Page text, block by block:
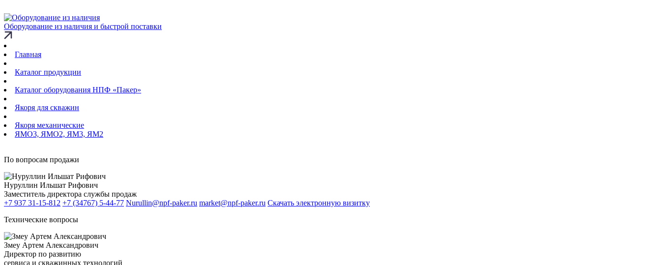
Оборудование из наличия и быстрой поставки
Главная
Каталог продукции
Каталог оборудования НПФ «Пакер»
Якоря для скважин
Якоря механические
ЯМО3, ЯМО2, ЯМ3, ЯМ2
По вопросам продажи
Нуруллин Ильшат Рифович
Заместитель директора службы продаж
+7 937 31-15-812 +7 (34767) 5-44-77 Nurullin@npf-paker.ru market@npf-paker.ru Скачать электронную визитку
Технические вопросы
Змеу Артем Александрович
Директор по развитию
сервиса и скважинных технологий